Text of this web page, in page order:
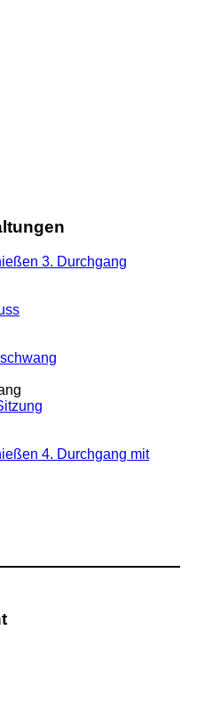
3. Durchgang
4. Durchgang mit